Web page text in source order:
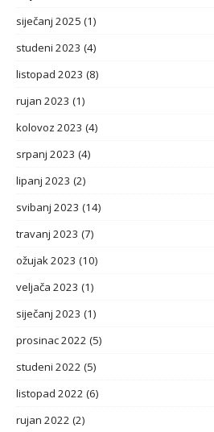
siječanj 2025 (1)
studeni 2023 (4)
listopad 2023 (8)
rujan 2023 (1)
kolovoz 2023 (4)
srpanj 2023 (4)
lipanj 2023 (2)
svibanj 2023 (14)
travanj 2023 (7)
ožujak 2023 (10)
veljača 2023 (1)
siječanj 2023 (1)
prosinac 2022 (5)
studeni 2022 (5)
listopad 2022 (6)
rujan 2022 (2)